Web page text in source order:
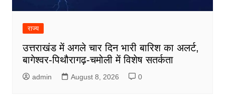
राज्य
उत्तराखंड में अगले चार दिन भारी बारिश का अलर्ट,
बागेश्वर-पिथौरागढ़-चमोली में विशेष सतर्कता
admin August 8, 2026 0